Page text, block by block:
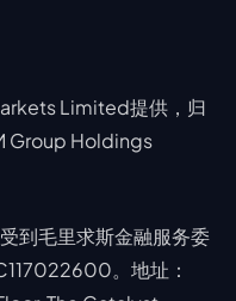
Limited提供，归
Group Holdings
到毛里求斯金融服务委
。地址：